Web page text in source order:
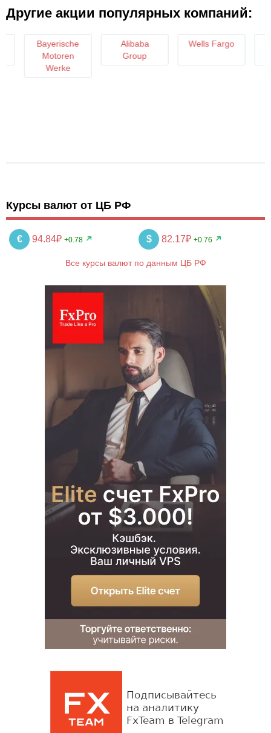
Другие акции популярных компаний:
Bayerische
Motoren
Werke
Alibaba
Group
Wells Fargo
Курсы валют от ЦБ РФ
€ 94.84₽ +0.78 $ 82.17₽ +0.76
Все курсы валют по данным ЦБ РФ